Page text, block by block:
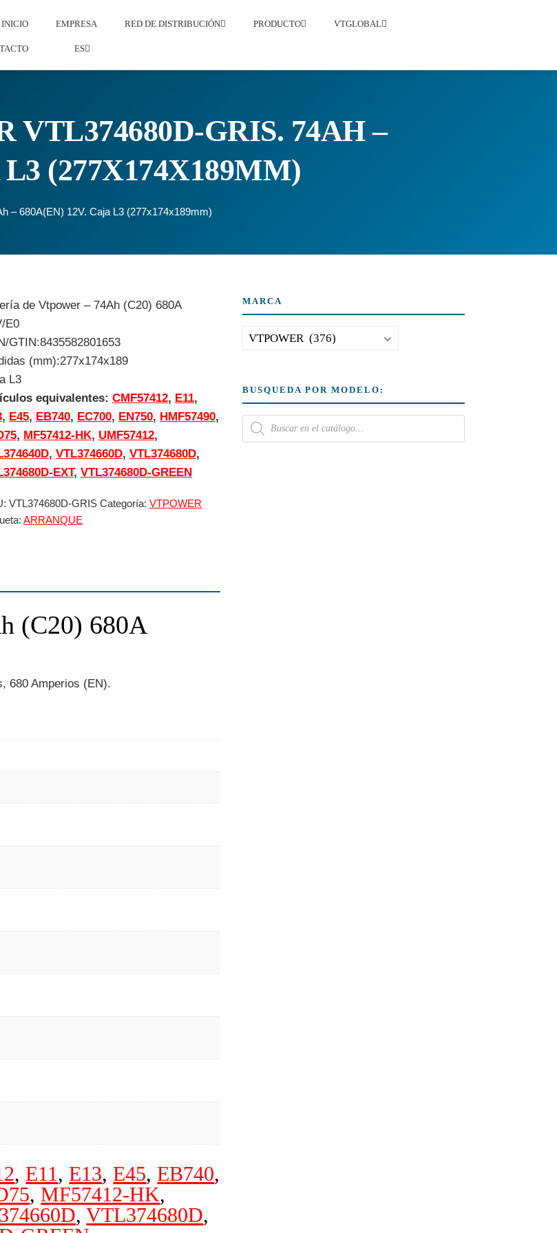
INICIO EMPRESA RED DE DISTRIBUCIÓN PRODUCTO VTGLOBAL
ES
VTL374680D-GRIS. 74AH –
(277X174X189MM)
– 680A(EN) 12V. Caja L3 (277x174x189mm)
de Vtpower – 74Ah (C20) 680A
E0
GTIN:8435582801653
(mm):277x174x189
L3
equivalentes:CMF57412, E11,
, E45, EB740, EC700, EN750, HMF57490,
, MF57412-HK, UMF57412,
,VTL374660D,VTL374680D,
EXT,VTL374680D-GREEN
VTL374680D-GRIS Categoría:VTPOWER
ARRANQUE
(C20) 680A
680 Amperios (EN).
,E11,E13,E45,EB740,
,MF57412-HK,
,VTL374680D,
MARCA
BUSQUEDA POR MODELO: